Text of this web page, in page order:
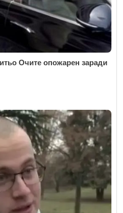
Очите опожарен заради